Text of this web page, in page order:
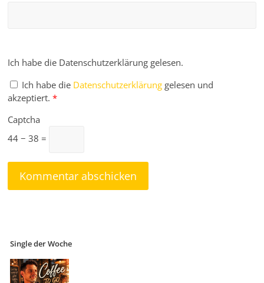
Ich habe die Datenschutzerklärung gelesen.
Ich habe die Datenschutzerklärung gelesen und
akzeptiert. *
Captcha
44 − 38 =
Single der Woche